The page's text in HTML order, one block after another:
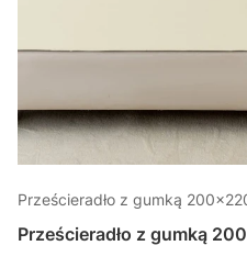
Prześcieradło z gumką
Prześcieradło z gumką